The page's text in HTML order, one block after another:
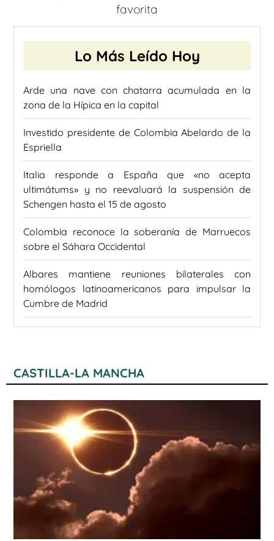
favorita
Lo Más Leído Hoy
Arde una nave con chatarra acumulada en la
zona de la Hípica en la capital
Investido presidente de Colombia Abelardo de la
Espriella
Italia responde a España que «no acepta
ultimátums» y no reevaluará la suspensión de
Schengen hasta el 15 de agosto
Colombia reconoce la soberanía de Marruecos
sobre el Sáhara Occidental
Albares mantiene reuniones bilaterales con
homólogos latinoamericanos para impulsar la
Cumbre de Madrid
CASTILLA-LA MANCHA